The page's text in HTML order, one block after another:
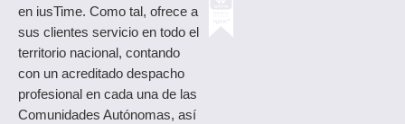
en iusTime. Como tal, ofrece a
sus clientes servicio en todo el
territorio nacional, contando
con un acreditado despacho
profesional en cada una de las
Comunidades Autónomas, así